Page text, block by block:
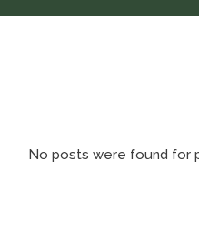
No posts were found for